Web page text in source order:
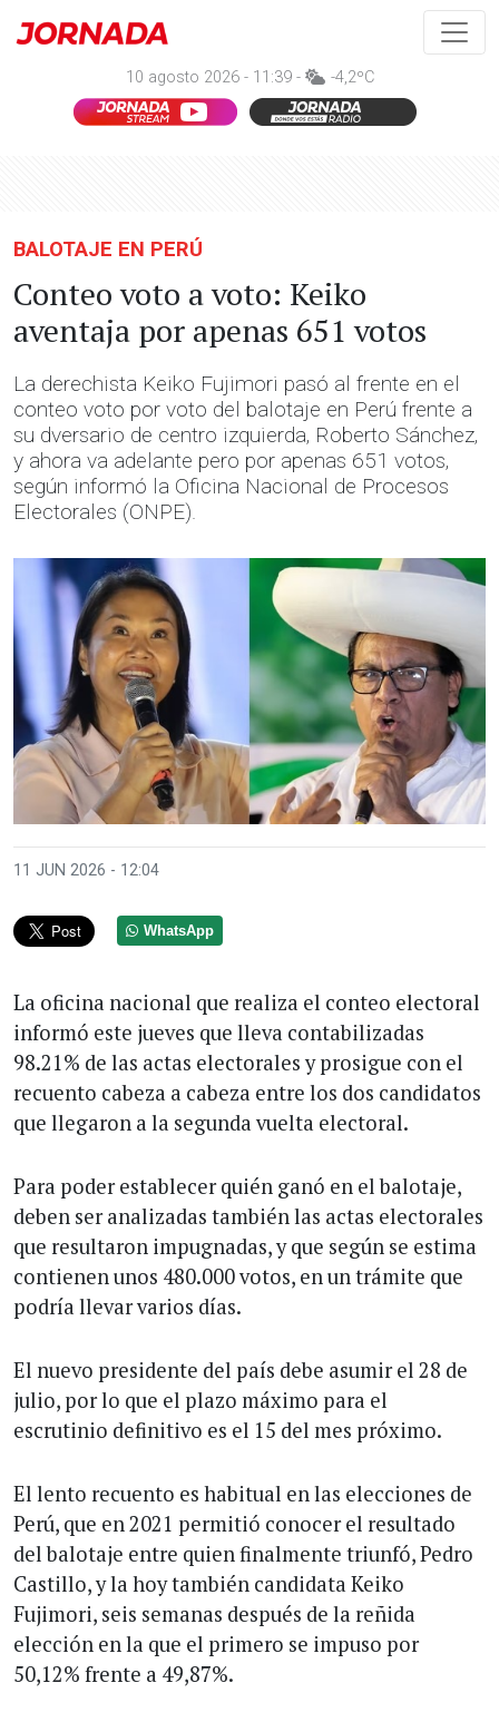
10 agosto 2026 - 11:39 - -4,2ºC
BALOTAJE EN PERÚ
Conteo voto a voto: Keiko
aventaja por apenas 651 votos
La derechista Keiko Fujimori pasó al frente en el
conteo voto por voto del balotaje en Perú frente a
su dversario de centro izquierda, Roberto Sánchez,
y ahora va adelante pero por apenas 651 votos,
según informó la Oficina Nacional de Procesos
Electorales (ONPE).
11 JUN 2026 - 12:04
WhatsApp
La oficina nacional que realiza el conteo electoral
informó este jueves que lleva contabilizadas
98.21% de las actas electorales y prosigue con el
recuento cabeza a cabeza entre los dos candidatos
que llegaron a la segunda vuelta electoral.
Para poder establecer quién ganó en el balotaje,
deben ser analizadas también las actas electorales
que resultaron impugnadas, y que según se estima
contienen unos 480.000 votos, en un trámite que
podría llevar varios días.
El nuevo presidente del país debe asumir el 28 de
julio, por lo que el plazo máximo para el
escrutinio definitivo es el 15 del mes próximo.
El lento recuento es habitual en las elecciones de
Perú, que en 2021 permitió conocer el resultado
del balotaje entre quien finalmente triunfó, Pedro
Castillo, y la hoy también candidata Keiko
Fujimori, seis semanas después de la reñida
elección en la que el primero se impuso por
50,12% frente a 49,87%.